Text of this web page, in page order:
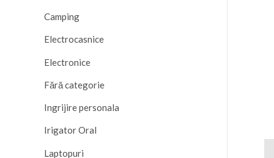
Camping
Electrocasnice
Electronice
Fără categorie
Ingrijire personala
Irigator Oral
Laptopuri